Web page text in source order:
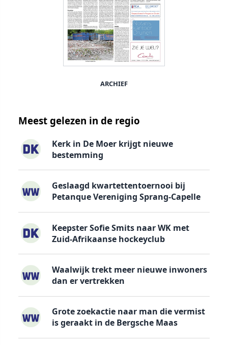
ARCHIEF
Meest gelezen in de regio
Kerk in De Moer krijgt nieuwe
bestemming
Geslaagd kwartettentoernooi bij
Petanque Vereniging Sprang-Capelle
Keepster Sofie Smits naar WK met
Zuid-Afrikaanse hockeyclub
Waalwijk trekt meer nieuwe inwoners
dan er vertrekken
Grote zoekactie naar man die vermist
is geraakt in de Bergsche Maas